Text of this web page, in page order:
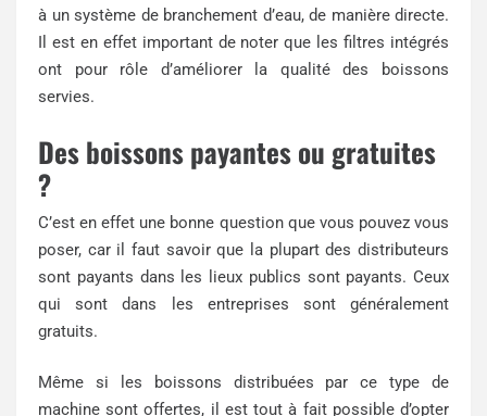
à un système de branchement d’eau, de manière directe.
Il est en effet important de noter que les filtres intégrés
ont pour rôle d’améliorer la qualité des boissons
servies.
Des boissons payantes ou gratuites
?
C’est en effet une bonne question que vous pouvez vous
poser, car il faut savoir que la plupart des distributeurs
sont payants dans les lieux publics sont payants. Ceux
qui sont dans les entreprises sont généralement
gratuits.
Même si les boissons distribuées par ce type de
machine sont offertes, il est tout à fait possible d’opter